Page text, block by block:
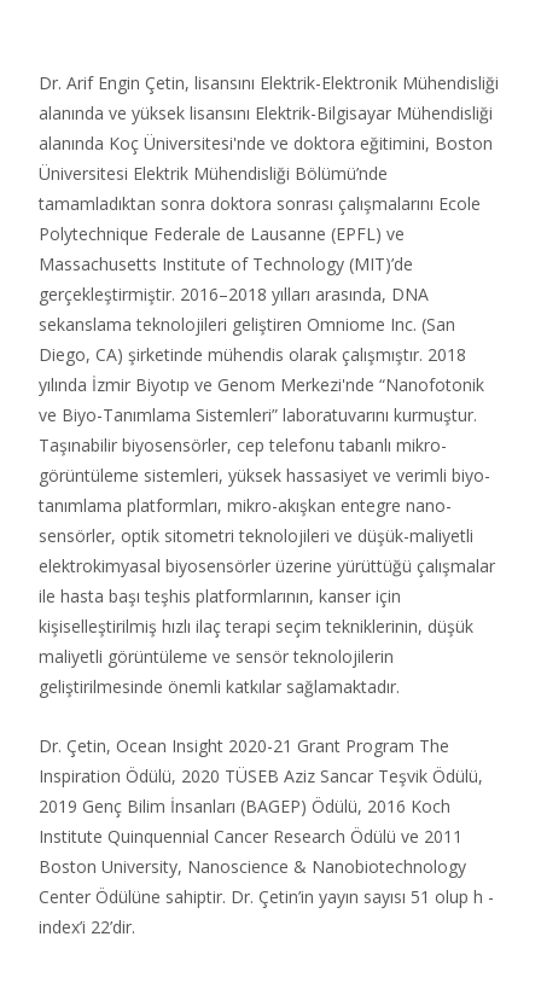
Dr. Arif Engin Çetin, lisansını Elektrik-Elektronik Mühendisliği
alanında ve yüksek lisansını Elektrik-Bilgisayar Mühendisliği
alanında Koç Üniversitesi'nde ve doktora eğitimini, Boston
Üniversitesi Elektrik Mühendisliği Bölümü’nde
tamamladıktan sonra doktora sonrası çalışmalarını Ecole
Polytechnique Federale de Lausanne (EPFL) ve
Massachusetts Institute of Technology (MIT)’de
gerçekleştirmiştir. 2016–2018 yılları arasında, DNA
sekanslama teknolojileri geliştiren Omniome Inc. (San
Diego, CA) şirketinde mühendis olarak çalışmıştır. 2018
yılında İzmir Biyotıp ve Genom Merkezi'nde “Nanofotonik
ve Biyo-Tanımlama Sistemleri” laboratuvarını kurmuştur.
Taşınabilir biyosensörler, cep telefonu tabanlı mikro-
görüntüleme sistemleri, yüksek hassasiyet ve verimli biyo-
tanımlama platformları, mikro-akışkan entegre nano-
sensörler, optik sitometri teknolojileri ve düşük-maliyetli
elektrokimyasal biyosensörler üzerine yürüttüğü çalışmalar
ile hasta başı teşhis platformlarının, kanser için
kişiselleştirilmiş hızlı ilaç terapi seçim tekniklerinin, düşük
maliyetli görüntüleme ve sensör teknolojilerin
geliştirilmesinde önemli katkılar sağlamaktadır.
Dr. Çetin, Ocean Insight 2020-21 Grant Program The
Inspiration Ödülü, 2020 TÜSEB Aziz Sancar Teşvik Ödülü,
2019 Genç Bilim İnsanları (BAGEP) Ödülü, 2016 Koch
Institute Quinquennial Cancer Research Ödülü ve 2011
Boston University, Nanoscience & Nanobiotechnology
Center Ödülüne sahiptir. Dr. Çetin’in yayın sayısı 51 olup h -
index’i 22’dir.